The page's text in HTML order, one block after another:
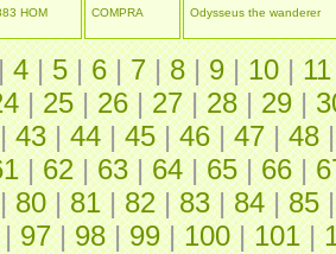
HOM COMPRA Odysseus the wanderer
4|5|6|7|8|9|10|11
|25|26|27|28|29|
43|44|45|46|47|48
|62|63|64|65|66|
80|81|82|83|84|85
97|98|99|100|101|